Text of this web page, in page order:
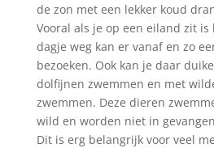
de zon met een lekker koud
Vooral als je op een eiland zit is
dagje weg kan er vanaf en zo
bezoeken. Ook kan je daar
dolfijnen zwemmen en met
zwemmen. Deze dieren
wild en worden niet in
Dit is erg belangrijk voor veel